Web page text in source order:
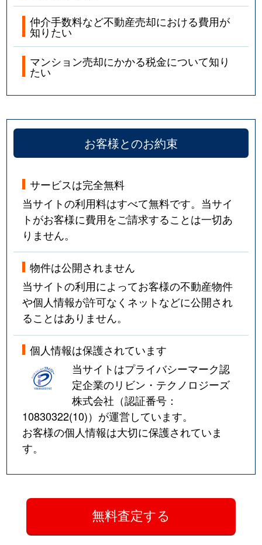
仲介手数料など不動産売却における費用が
知りたい
マンション売却にかかる税金について知り
たい
お客様とのお約束
サービスは完全無料
当サイトの利用料はすべて無料です。当サイ
トがお客様に費用をご請求することは一切あ
りません。
物件は公開されません
当サイトの利用によってお客様の不動産物件
や個人情報が許可なくネットなどに公開され
ることはありません。
個人情報は保護されています
当サイトはプライバシーマーク認
定企業のリビン・テクノロジーズ
株式会社（認証番号：
10830322(10)）が運営しています。
お客様の個人情報は大切に保護されていま
す。